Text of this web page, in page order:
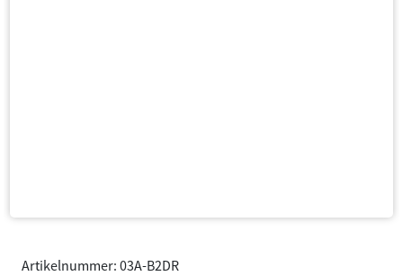
Artikelnummer: 03A-B2DR